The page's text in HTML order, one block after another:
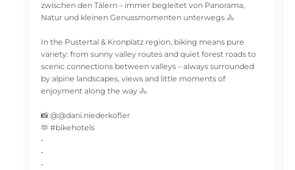
zwischen den Tälern – immer begleitet von Panorama,
Natur und kleinen Genussmomenten unterwegs 🚴
In the Pustertal & Kronplatz region, biking means pure
variety: from sunny valley routes and quiet forest roads to
scenic connections between valleys – always surrounded
by alpine landscapes, views and little moments of
enjoyment along the way 🚴
📸 @@dani.niederkofler
🫶 #bikehotels
•
•
•